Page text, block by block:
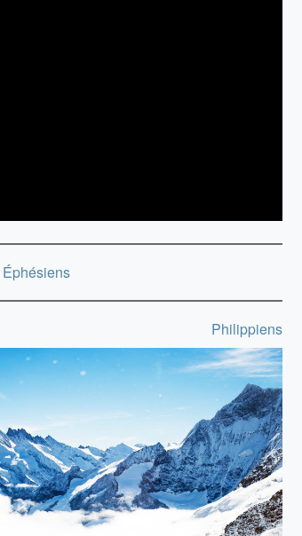
Éphésiens
Philippiens